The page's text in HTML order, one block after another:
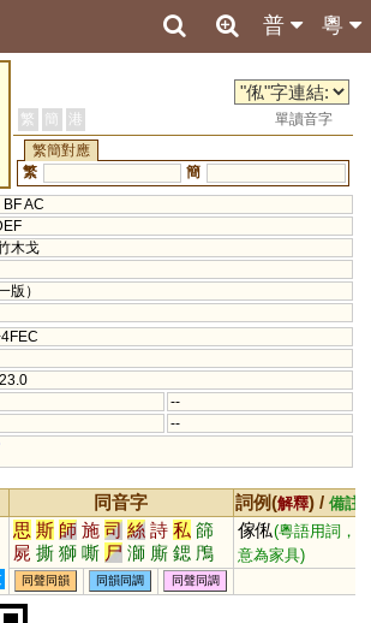
粵
普
繁 簡 港
單讀音字
繁簡對應
繁
簡
BF AC
木戈
版）
--
--
同音字 詞例(解釋) / 備註
思 斯 師 施 司 絲 詩 私 篩
屍 撕 獅 嘶 尸 溮 廝 鍶 鳲
蓍 颸 釃 澌 鉈 罳 鷥 絁 緦
鰤 𠱾 帀 恖 㕧 厶 𤔲 𠂤 褷 葹
傢俬(粵語用詞，
意為家具)
同聲同韻 同韻同調 同聲同調